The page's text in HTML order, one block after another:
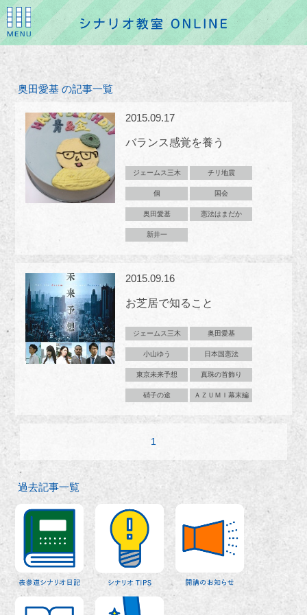
奥田愛基 の記事一覧
2015.09.17
バランス感覚を養う
ジェームス三木 チリ地震
個 国会
奥田愛基 憲法はまだか
新井一
2015.09.16
お芝居で知ること
ジェームス三木 奥田愛基
小山ゆう 日本国憲法
東京未来予想 真珠の首飾り
硝子の途 ＡＺＵＭＩ幕末編
1
過去記事一覧